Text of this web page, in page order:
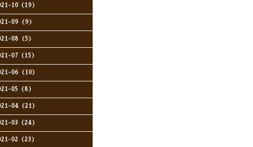
10（19）
09（9）
08（5）
07（15）
06（10）
05（8）
04（21）
03（24）
02（23）